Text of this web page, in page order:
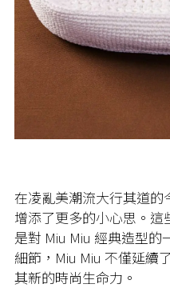
在凌亂美潮流大行其道的
增添了更多的小心思。
是對 Miu Miu 經典造型
細節，Miu Miu 不僅延續
其新的時尚生命力。